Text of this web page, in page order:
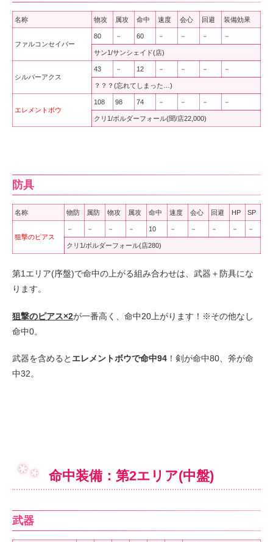
名称 物攻 属攻 命中 速度 会心 回避 装備効果
ファルコンセイバー
80 － 60 － － － －
サン1/サンシェイド(店)
シルバーアクス
43 － 12 － － － －
？？？(忘れてしまった…)
エレメントボウ
108 98 74 － － － －
クリ1/ボルダーフォール(聞/店22,000)
防具
名称 物防 属防 物攻 属攻 命中 速度 会心 回避 HP SP
狙撃のピアス
－ － － － 10 － － － － －
クリ1/ボルダーフォール(店280)
第1エリア(序盤)で命中の上がる組み合わせは、武器＋防具にな
ります。
狙撃のピアス×2が一番高く、命中20上がります！※その他なし
命中0。
武器を含めると エレメントボウで命中94 ！剣が命中80、斧が命
中32。
命中装備：第2エリア(中盤)
武器